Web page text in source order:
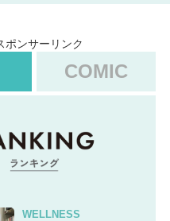
ポンサーリンク
COMIC
WELLNESS